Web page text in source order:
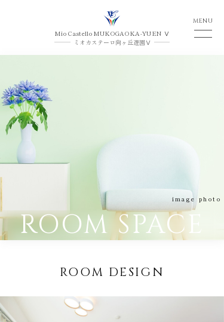
Mio Castello MUKOGAOKA-YUEN Ⅴ
ミオカステーロ向ヶ丘遊園Ⅴ
MENU
ROOM SPACE
image photo
ROOM DESIGN